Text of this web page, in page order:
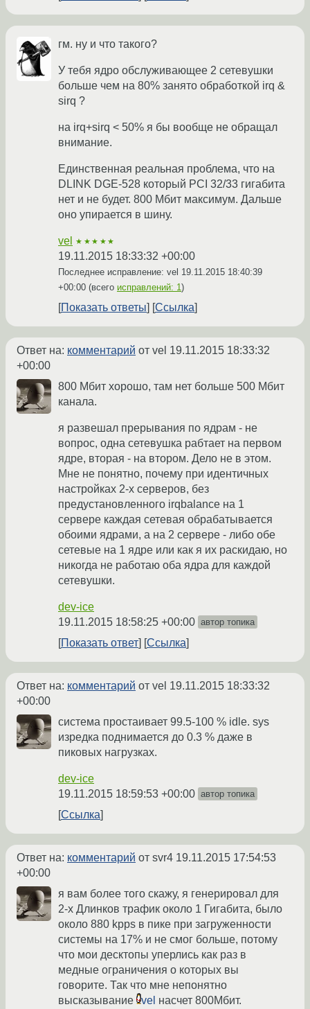
гм. ну и что такого?
У тебя ядро обслуживающее 2 сетевушки
больше чем на 80% занято обработкой irq &
sirq ?
на irq+sirq < 50% я бы вообще не обращал
внимание.
Единственная реальная проблема, что на
DLINK DGE-528 который PCI 32/33 гигабита
нет и не будет. 800 Мбит максимум. Дальше
оно упирается в шину.
vel ★★★★★
19.11.2015 18:33:32 +00:00
Последнее исправление: vel 19.11.2015 18:40:39
+00:00 (всего исправлений: 1)
Показать ответы Ссылка
Ответ на: комментарий от vel 19.11.2015 18:33:32
+00:00
800 Мбит хорошо, там нет больше 500 Мбит
канала.
я развешал прерывания по ядрам - не
вопрос, одна сетевушка рабтает на первом
ядре, вторая - на втором. Дело не в этом.
Мне не понятно, почему при идентичных
настройках 2-х серверов, без
предустановленного irqbalance на 1
сервере каждая сетевая обрабатывается
обоими ядрами, а на 2 сервере - либо обе
сетевые на 1 ядре или как я их раскидаю, но
никогда не работаю оба ядра для каждой
сетевушки.
dev-ice
19.11.2015 18:58:25 +00:00 автор топика
Показать ответ Ссылка
Ответ на: комментарий от vel 19.11.2015 18:33:32
+00:00
система простаивает 99.5-100 % idle. sys
изредка поднимается до 0.3 % даже в
пиковых нагрузках.
dev-ice
19.11.2015 18:59:53 +00:00 автор топика
Ссылка
Ответ на: комментарий от svr4 19.11.2015 17:54:53
+00:00
я вам более того скажу, я генерировал для
2-х Длинков трафик около 1 Гигабита, было
около 880 kpps в пике при загруженности
системы на 17% и не смог больше, потому
что мои десктопы уперлись как раз в
медные ограничения о которых вы
говорите. Так что мне непонятно
высказывание
vel насчет 800Мбит.